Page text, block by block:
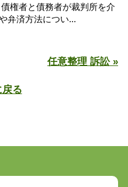
権者と債務者が裁判所を介
弁済方法につい...
任意整理 訴訟 »
る